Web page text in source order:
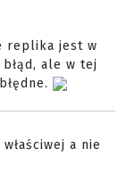
replika jest w
ale w tej
a nie